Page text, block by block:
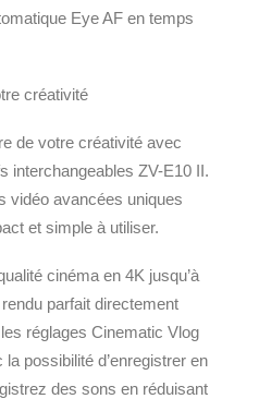
Eye AF en temps
créativité
de votre créativité avec
interchangeables ZV-E10 II.
vidéo avancées uniques
et simple à utiliser.
cinéma en 4K jusqu’à
parfait directement
réglages Cinematic Vlog
possibilité d’enregistrer en
des sons en réduisant